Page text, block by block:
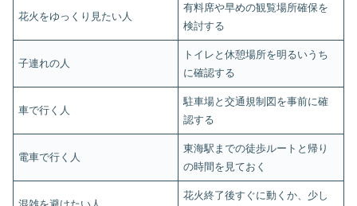
花火をゆっくり見たい人
有料席や早めの観覧場所確保を
検討する
子連れの人
トイレと休憩場所を明るいうち
に確認する
車で行く人
駐車場と交通規制図を事前に確
認する
電車で行く人
東海駅までの徒歩ルートと帰り
の時間を見ておく
花火終了後すぐに動くか、少し